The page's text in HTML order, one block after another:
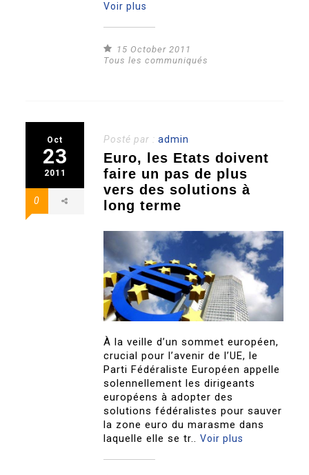
Voir plus
15 October 2011
Tous les communiqués
Oct
23
2011
0
Posté par :admin
Euro, les Etats doivent
faire un pas de plus
vers des solutions à
long terme
À la veille d’un sommet européen,
crucial pour l’avenir de l’UE, le
Parti Fédéraliste Européen appelle
solennellement les dirigeants
européens à adopter des
solutions fédéralistes pour sauver
la zone euro du marasme dans
laquelle elle se tr..Voir plus